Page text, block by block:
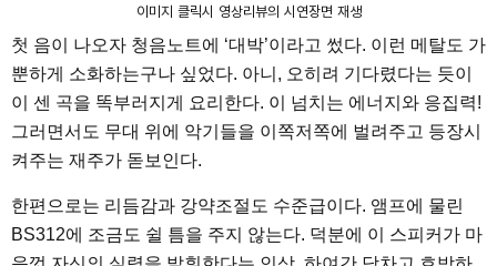
이미지 클릭시 영상리뷰의 시연장면 재생
첫 음이 나오자 청음노트에 ‘대박’이라고 썼다. 이런 메탈도 가
뿐하게 소화하는구나 싶었다. 아니, 오히려 기다렸다는 듯이
이 센 곡을 똑부러지게 요리한다. 이 넘치는 에너지와 응집력!
그러면서도 무대 위에 악기들을 이쪽저쪽에 벌려주고 등장시
켜주는 재주가 돋보인다.
한편으로는 리듬감과 강약조절도 수준급이다. 앰프에 물린
BS312에 조금도 쉴 틈을 주지 않는다. 덕분에 이 스피커가 마